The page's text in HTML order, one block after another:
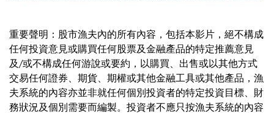
重要聲明：股市漁夫內的所有內容，包括本影片，絕不構成
任何投資意見或購買任何股票及金融產品的特定推薦意見
及/或不構成任何游說或要約，以購買、出售或以其他方式
交易任何證券、期貨、期權或其他金融工具或其他產品，漁
夫系統的內容亦並非就任何個別投資者的特定投資目標、財
務狀況及個別需要而編製。投資者不應只按漁夫系統的內容